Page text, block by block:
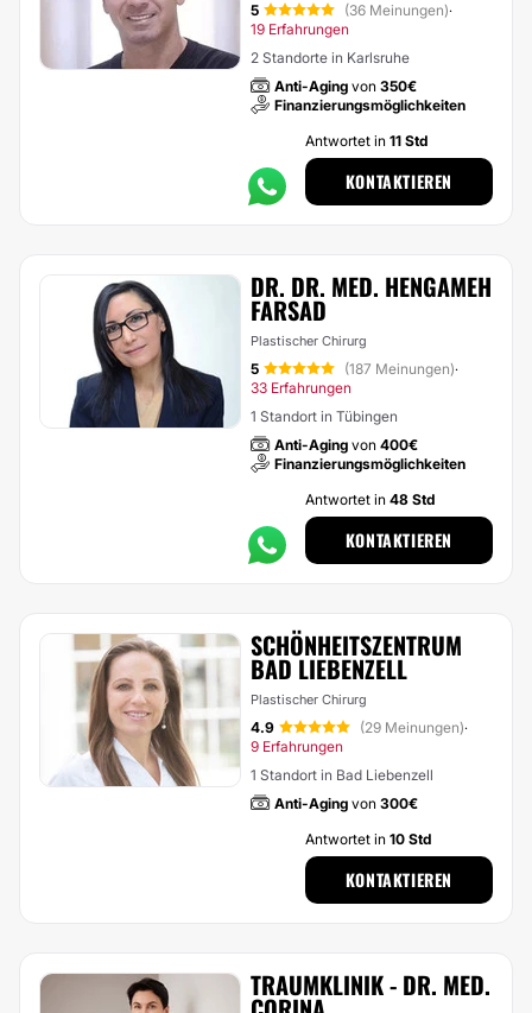
5 (36 Meinungen)·
19 Erfahrungen
2 Standorte in Karlsruhe
Anti-Aging von 350€
Finanzierungsmöglichkeiten
Antwortet in 11 Std
KONTAKTIEREN
DR. DR. MED. HENGAMEH
FARSAD
Plastischer Chirurg
5 (187 Meinungen)·
33 Erfahrungen
1 Standort in Tübingen
Anti-Aging von 400€
Finanzierungsmöglichkeiten
Antwortet in 48 Std
KONTAKTIEREN
SCHÖNHEITSZENTRUM
BAD LIEBENZELL
Plastischer Chirurg
4.9 (29 Meinungen)·
9 Erfahrungen
1 Standort in Bad Liebenzell
Anti-Aging von 300€
Antwortet in 10 Std
KONTAKTIEREN
TRAUMKLINIK - DR. MED.